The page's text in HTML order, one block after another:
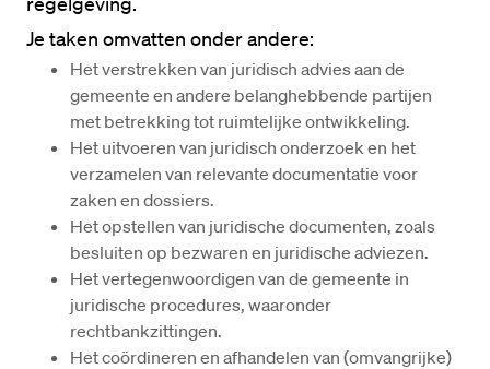
Het verstrekken van juridisch advies aan de
gemeente en andere belanghebbende partijen
met betrekking tot ruimtelijke ontwikkeling.
Het uitvoeren van juridisch onderzoek en het
verzamelen van relevante documentatie voor
zaken en dossiers.
Het opstellen van juridische documenten, zoals
besluiten op bezwaren en juridische adviezen.
Het vertegenwoordigen van de gemeente in
juridische procedures, waaronder
rechtbankzittingen.
Het coördineren en afhandelen van (omvangrijke)